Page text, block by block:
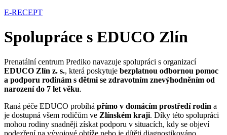
E-RECEPT
Spolupráce s EDUCO Zlín
Prenatální centrum Prediko navazuje spolupráci s organizací
EDUCO Zlín z. s., která poskytuje bezplatnou odbornou pomoc
a podporu rodinám s dětmi se zdravotním znevýhodněním od
narození do 7 let věku.
Raná péče EDUCO probíhá přímo v domácím prostředí rodin a
je dostupná všem rodičům ve Zlínském kraji. Díky této spolupráci
mohou rodiny snadněji získat podporu v situacích, kdy se objeví
podezření na vývojové obtíže nebo je dítěti diagnostikováno